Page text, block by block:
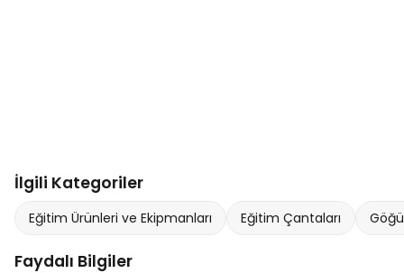
İlgili Kategoriler
Eğitim Ürünleri ve Ekipmanları Eğitim Çantaları
Faydalı Bilgiler